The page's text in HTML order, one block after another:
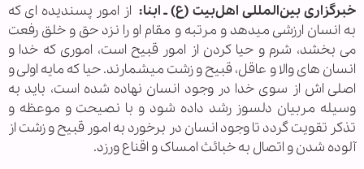
خبرگزاری بین‌المللی اهل‌بیت (ع) ـ ابنا: از امور پسندیده ‏ای که
به انسان ارزشی می‎دهد و مرتبه و مقام او را نزد حق و خلق رفعت
می ‏بخشد، شرم و حیا کردن از امور قبیح است، اموری که خدا و
انسان‏ های والا و عاقل، قبیح و زشت می‎شمارند. حیا که مایه اولی و
اصلی‏ اش از سوی خدا در وجود انسان نهاده شده است، باید به
وسیله مربیان دلسوز رشد داده شود و با نصیحت و موعظه و
تذکر تقویت گردد تا وجود انسان در برخورد به امور قبیح و زشت از
آلوده شدن و اتصال به خبائث امساک و اقناع ورزد.